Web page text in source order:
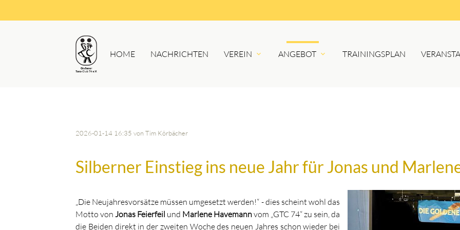
HOME NACHRICHTEN VEREIN ANGEBOT TRAININGSPLAN
2026-01-14 16:35 von Tim Körbächer
Silberner Einstieg ins neue Jahr für Jonas und
„Die Neujahresvorsätze müssen umgesetzt werden!“ - dies scheint wohl das
Motto von Jonas Feierfeil und Marlene Havemannvom „GTC 74“ zu sein, da
die Beiden direkt in der zweiten Woche des neuen Jahres schon wieder bei